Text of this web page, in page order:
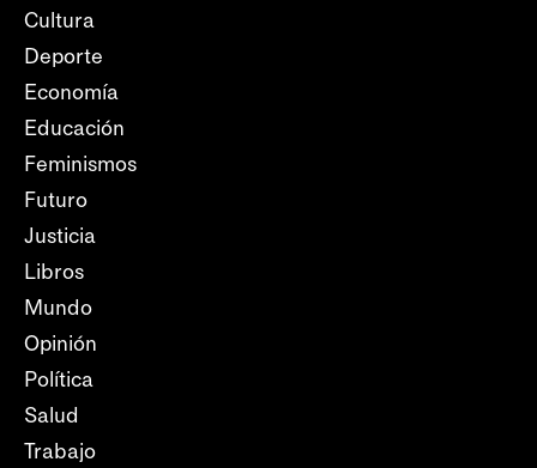
Cultura
Deporte
Economía
Educación
Feminismos
Futuro
Justicia
Libros
Mundo
Opinión
Política
Salud
Trabajo